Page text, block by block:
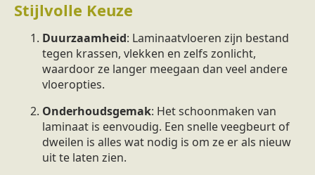
Stijlvolle Keuze
Duurzaamheid: Laminaatvloeren zijn bestand
tegen krassen, vlekken en zelfs zonlicht,
waardoor ze langer meegaan dan veel andere
vloeropties.
Onderhoudsgemak: Het schoonmaken van
laminaat is eenvoudig. Een snelle veegbeurt of
dweilen is alles wat nodig is om ze er als nieuw
uit te laten zien.